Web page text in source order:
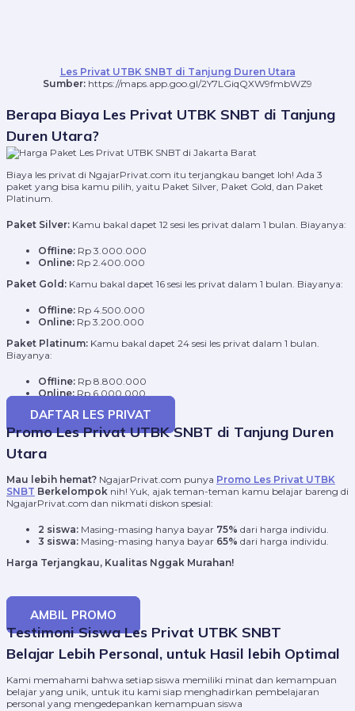
Les Privat UTBK SNBT di Tanjung Duren Utara
Sumber: https://maps.app.goo.gl/2Y7LGiqQXW9fmbWZ9
Berapa Biaya Les Privat UTBK SNBT di Tanjung
Duren Utara?
Biaya les privat di NgajarPrivat.com itu terjangkau banget loh! Ada 3
paket yang bisa kamu pilih, yaitu Paket Silver, Paket Gold, dan Paket
Platinum.
Paket Silver: Kamu bakal dapet 12 sesi les privat dalam 1 bulan. Biayanya:
Offline: Rp 3.000.000
Online: Rp 2.400.000
Paket Gold: Kamu bakal dapet 16 sesi les privat dalam 1 bulan. Biayanya:
Offline: Rp 4.500.000
Online: Rp 3.200.000
Paket Platinum: Kamu bakal dapet 24 sesi les privat dalam 1 bulan.
Biayanya:
Offline: Rp 8.800.000
Online:Rp 6.000.000
DAFTAR LES PRIVAT
Promo Les Privat UTBK SNBT di Tanjung Duren
Utara
Mau lebih hemat? NgajarPrivat.com punya Promo Les Privat UTBK
SNBT Berkelompok nih! Yuk, ajak teman-teman kamu belajar bareng di
NgajarPrivat.com dan nikmati diskon spesial:
2 siswa: Masing-masing hanya bayar 75% dari harga individu.
3 siswa: Masing-masing hanya bayar 65% dari harga individu.
Harga Terjangkau, Kualitas Nggak Murahan!
AMBIL PROMO
Testimoni Siswa Les Privat UTBK SNBT
Belajar Lebih Personal, untuk Hasil lebih Optimal
Kami memahami bahwa setiap siswa memiliki minat dan kemampuan
belajar yang unik, untuk itu kami siap menghadirkan pembelajaran
personal yang mengedepankan kemampuan siswa